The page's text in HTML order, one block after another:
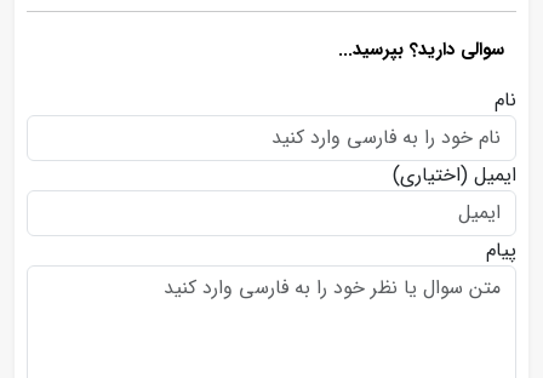
سوالی دارید؟ بپرسید...
نام
ایمیل (اختیاری)
پیام